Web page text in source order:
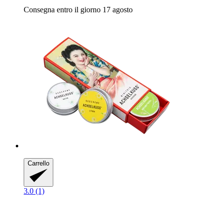
Consegna entro il giorno 17 agosto
Carrello
3.0 (1)